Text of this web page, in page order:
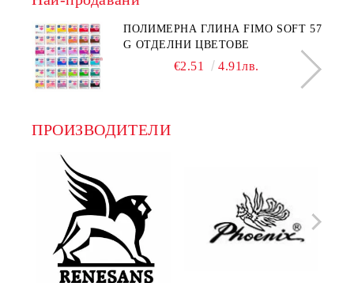
ПОЛИМЕРНА ГЛИНА FIMO SOFT 57
G ОТДЕЛНИ ЦВЕТОВЕ
€2.51 4.91лв.
ПРОИЗВОДИТЕЛИ